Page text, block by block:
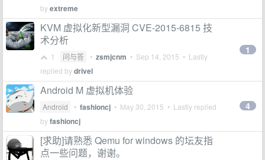
byextreme
KVM 虚拟化新型漏洞 CVE-2015-6815 技
术分析
1 问与答 • zsmjcnm • Sep 14, 2015 • Lastly
replied bydrivel
1
Android M 虚拟机体验
Android • fashioncj • May 30, 2015 • Lastly replied
byfashioncj
4
[求助]请熟悉 Qemu for windows 的坛友指
点一些问题，谢谢。